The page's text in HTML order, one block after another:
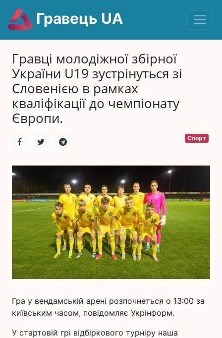
Гравець UA
Гравці молодіжної збірної
України U19 зустрінуться зі
Словенією в рамках
кваліфікації до чемпіонату
Європи.
Спорт
Гра у вендамській арені розпочнеться о 13:00 за
київським часом, повідомляє Укрінформ.
У стартовій грі відбіркового турніру наша